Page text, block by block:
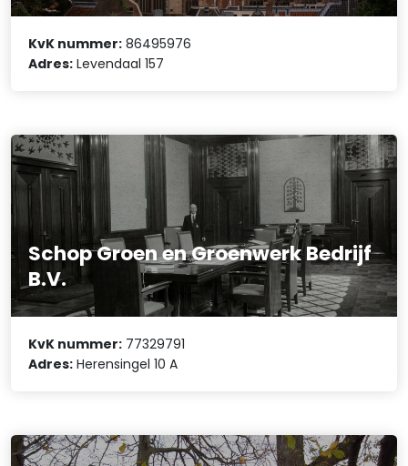
KvK nummer: 86495976
Adres: Levendaal 157
Schop Groen en Groenwerk Bedrijf
B.V.
KvK nummer: 77329791
Adres: Herensingel 10 A